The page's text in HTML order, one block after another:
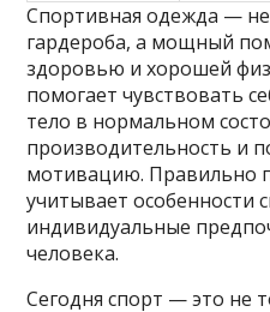
Спортивная одежда —
гардероба, а мощный
здоровью и хорошей
помогает чувствовать
тело в нормальном
производительность и
мотивацию. Правильно
учитывает особенности
индивидуальные
человека.
Сегодня спорт — это не